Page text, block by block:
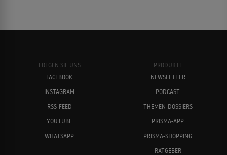
FOLGEN SIE UNS
FACEBOOK
INSTAGRAM
RSS-FEED
YOUTUBE
WHATSAPP
PRODUKTE
NEWSLETTER
PODCAST
THEMEN-DOSSIERS
PRISMA-APP
PRISMA-SHOPPING
RATGEBER